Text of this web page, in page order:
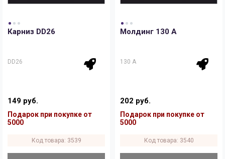
Карниз DD26
DD26
149 руб.
Подарок при покупке от
5000
Код товара: 3539
Молдинг 130 A
130 A
202 руб.
Подарок при покупке от
5000
Код товара: 3540